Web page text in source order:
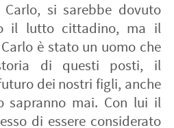
si sarebbe dovuto
il lutto cittadino, ma il
è stato un uomo che
di questi posti, il
dei nostri figli, anche
sapranno mai. Con lui il
di essere considerato